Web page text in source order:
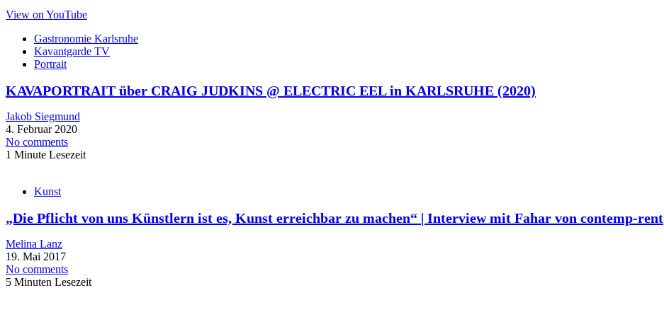
View on YouTube
Gastronomie Karlsruhe
Kavantgarde TV
Portrait
KAVAPORTRAIT über CRAIG JUDKINS @ ELECTRIC EEL in KARLSRUHE (2020)
Jakob Siegmund
4. Februar 2020
No comments
1 Minute Lesezeit
Kunst
„Die Pflicht von uns Künstlern ist es, Kunst erreichbar zu machen“ | Interview mit Fahar von contemp-rent
Melina Lanz
19. Mai 2017
No comments
5 Minuten Lesezeit